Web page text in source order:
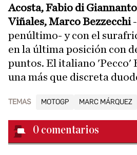
Acosta, Fabio di
Viñales, Marco Bezzecchi
penúltimo- y con el
en la última posición con
puntos. El italiano 'Pecco'
una más que discreta
TEMAS MOTOGP MARC MÁRQUEZ
0 comentarios